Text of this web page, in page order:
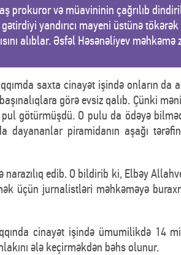
prokuror və müavininin çağrılıb
yandırıcı mayeni üstünə
alıblar. Əsfəl Həsənəliyev məhkəmə
saxta cinayət işində onların da
görə evsiz qalıb. Çünki
götürmüşdü. O pulu da ödəyə
dayananlar piramidanın aşağı
edib. O bildirib ki, Elbəy
üçün jurnalistləri məhkəməyə
cinayət işində ümumilikdə 14
ələ keçirməkdən bəhs olunur.